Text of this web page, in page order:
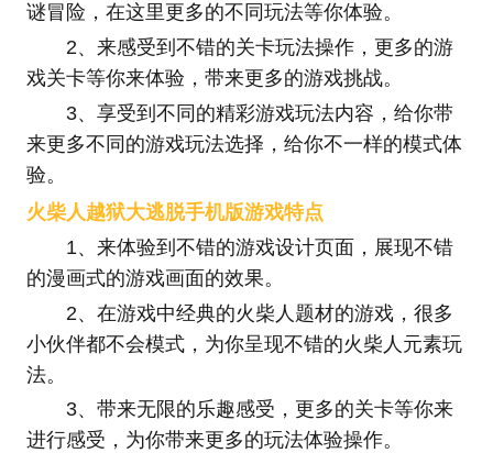
谜冒险，在这里更多的不同玩法等你体验。
2、来感受到不错的关卡玩法操作，更多的游
戏关卡等你来体验，带来更多的游戏挑战。
3、享受到不同的精彩游戏玩法内容，给你带
来更多不同的游戏玩法选择，给你不一样的模式体
验。
火柴人越狱大逃脱手机版游戏特点
1、来体验到不错的游戏设计页面，展现不错
的漫画式的游戏画面的效果。
2、在游戏中经典的火柴人题材的游戏，很多
小伙伴都不会模式，为你呈现不错的火柴人元素玩
法。
3、带来无限的乐趣感受，更多的关卡等你来
进行感受，为你带来更多的玩法体验操作。